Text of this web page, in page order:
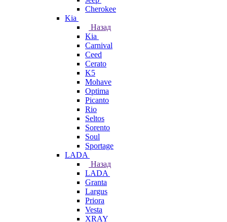
Cherokee
Kia
Назад
Kia
Carnival
Ceed
Cerato
K5
Mohave
Optima
Picanto
Rio
Seltos
Sorento
Soul
Sportage
LADA
Назад
LADA
Granta
Largus
Priora
Vesta
XRAY